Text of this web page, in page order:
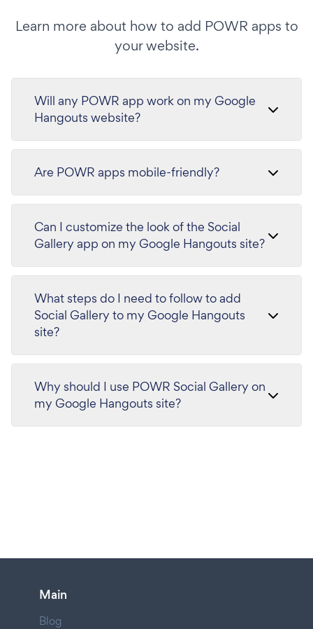
Learn more about how to add POWR apps to
your website.
Will any POWR app work on my Google
Hangouts website?
Are POWR apps mobile-friendly?
Can I customize the look of the Social
Gallery app on my Google Hangouts site?
What steps do I need to follow to add
Social Gallery to my Google Hangouts
site?
Why should I use POWR Social Gallery on
my Google Hangouts site?
Main
Blog